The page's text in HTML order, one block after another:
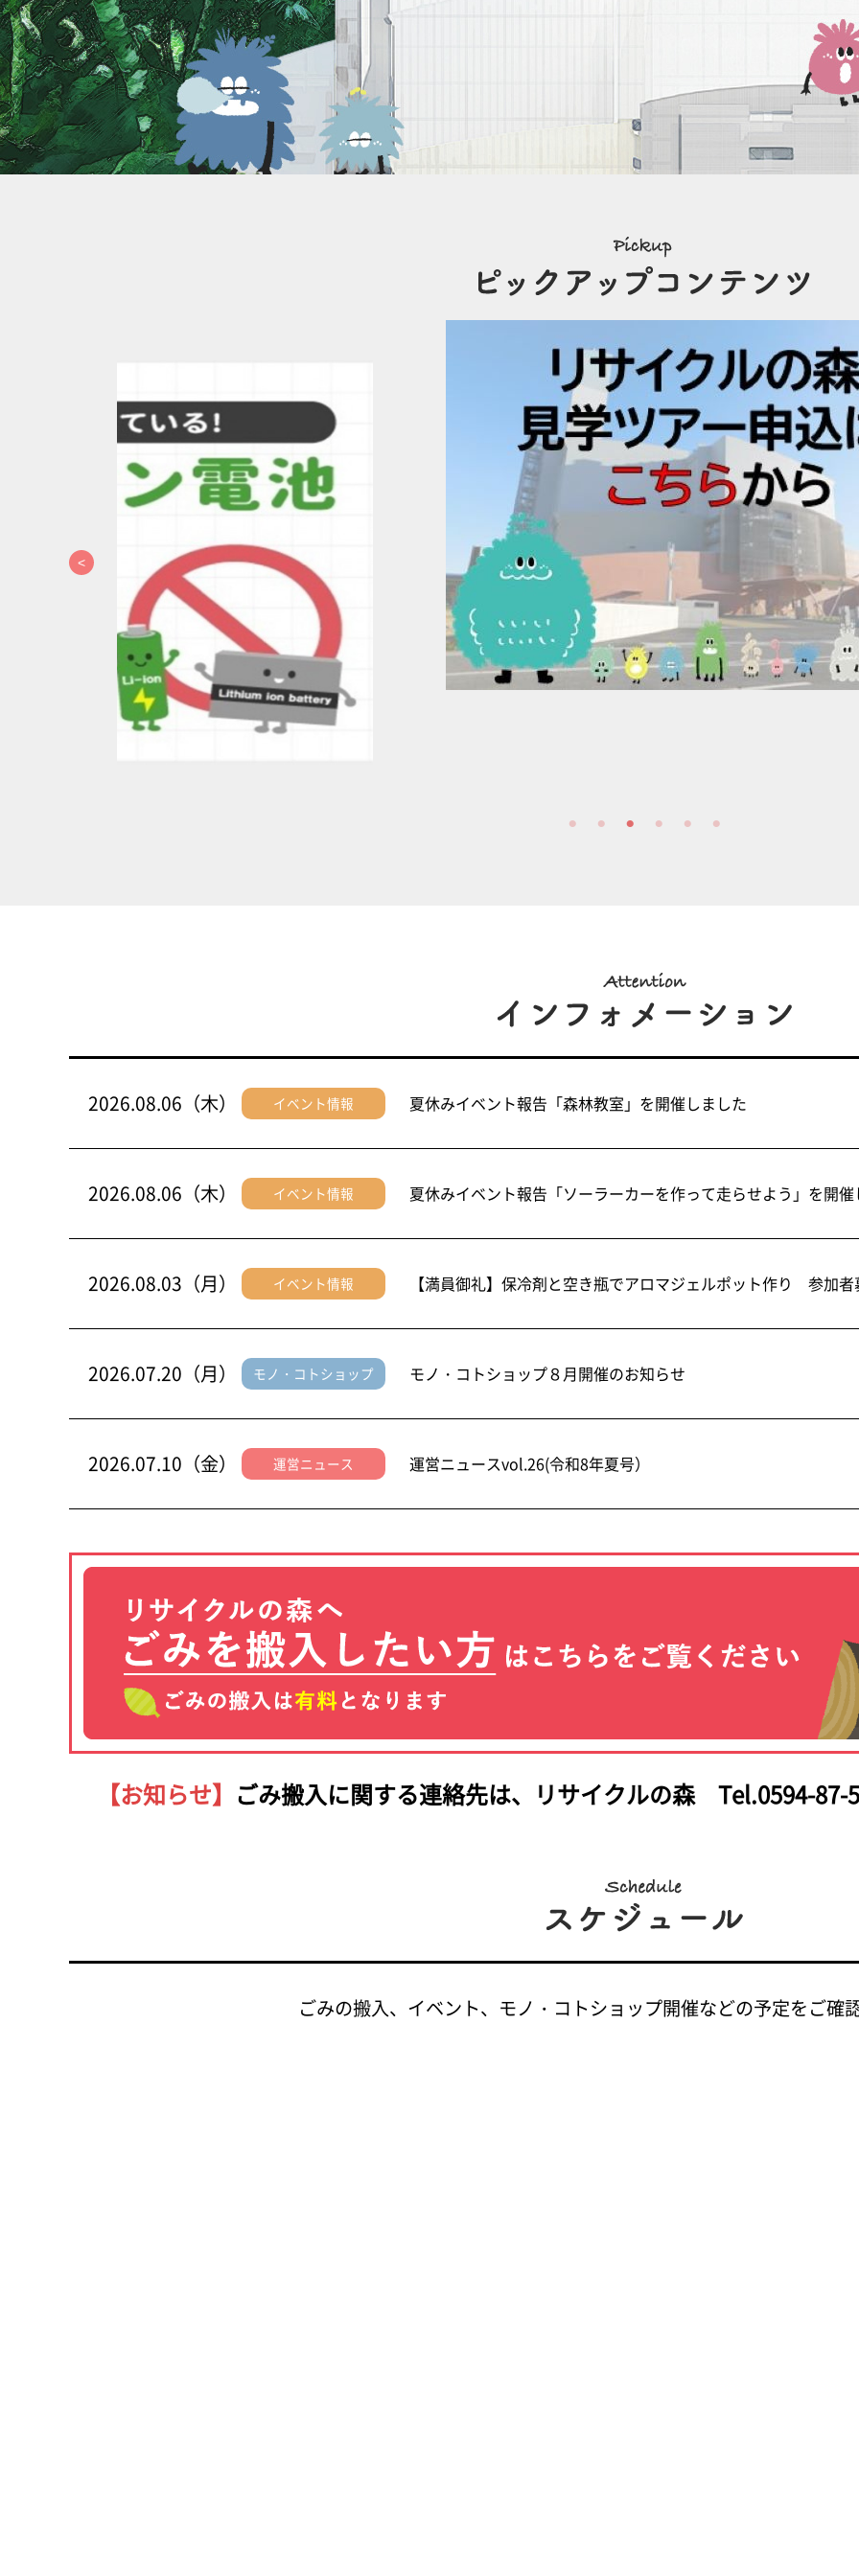
2026.08.06（木） イベント情報 夏休みイベント報告「森林教室」を開催しました
2026.08.06（木） イベント情報 夏休みイベント報告「ソーラーカーを作って走らせよう」を開
2026.08.03（月） イベント情報 【満員御礼】保冷剤と空き瓶でアロマジェルポット作り 参加
2026.07.20（月） モノ・コトショップ モノ・コトショップ８月開催のお知らせ
2026.07.10（金） 運営ニュース 運営ニュースvol.26(令和8年夏号）
【お知らせ】 ごみ搬入に関する連絡先は、 リサイクルの森 Tel.0594-87-
ごみの搬入、イベント、モノ・コトショップ開催などの予定をご確